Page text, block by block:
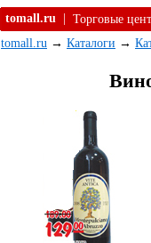
tomall.ru Торговые
tomall.ru → Каталоги →